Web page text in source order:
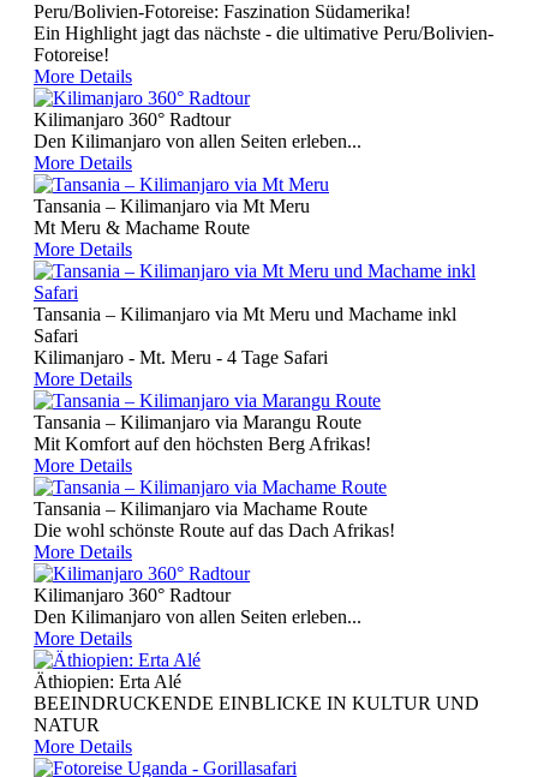
Peru/Bolivien-Fotoreise: Faszination Südamerika!
Ein Highlight jagt das nächste - die ultimative Peru/Bolivien-
Fotoreise!
More Details
Kilimanjaro 360° Radtour
Den Kilimanjaro von allen Seiten erleben...
More Details
Tansania – Kilimanjaro via Mt Meru
Mt Meru & Machame Route
More Details
Tansania – Kilimanjaro via Mt Meru und Machame inkl
Safari
Kilimanjaro - Mt. Meru - 4 Tage Safari
More Details
Tansania – Kilimanjaro via Marangu Route
Mit Komfort auf den höchsten Berg Afrikas!
More Details
Tansania – Kilimanjaro via Machame Route
Die wohl schönste Route auf das Dach Afrikas!
More Details
Kilimanjaro 360° Radtour
Den Kilimanjaro von allen Seiten erleben...
More Details
Äthiopien: Erta Alé
BEEINDRUCKENDE EINBLICKE IN KULTUR UND
NATUR
More Details